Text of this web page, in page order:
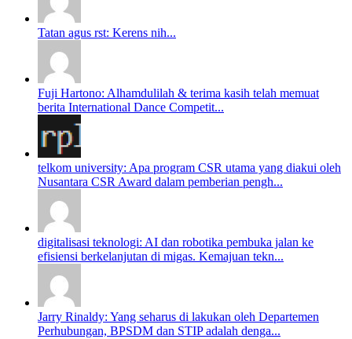
Tatan agus rst: Kerens nih...
Fuji Hartono: Alhamdulilah & terima kasih telah memuat
berita International Dance Competit...
telkom university: Apa program CSR utama yang diakui oleh
Nusantara CSR Award dalam pemberian pengh...
digitalisasi teknologi: AI dan robotika pembuka jalan ke
efisiensi berkelanjutan di migas. Kemajuan tekn...
Jarry Rinaldy: Yang seharus di lakukan oleh Departemen
Perhubungan, BPSDM dan STIP adalah denga...